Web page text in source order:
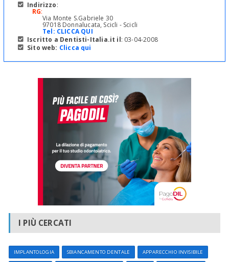
Indirizzo:
RG:
Via Monte S.Gabriele 30
97018 Donnalucata, Scicli - Scicli
Tel: CLICCA QUI
Iscritto a Dentisti-Italia.it il: 03-04-2008
Sito web: Clicca qui
I PIÙ CERCATI
IMPLANTOLOGIA SBIANCAMENTO DENTALE APPARECCHIO INVISIBILE